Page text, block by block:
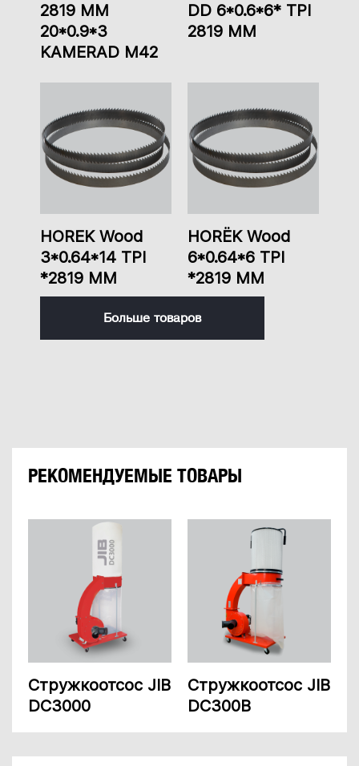
2819 MM
20*0.9*3
KAMERAD M42
DD 6*0.6*6* TPI
2819 ММ
HOREK Wood
3*0.64*14 TPI
*2819 ММ
HORЁK Wood
6*0.64*6 TPI
*2819 ММ
Больше товаров
РЕКОМЕНДУЕМЫЕ ТОВАРЫ
Стружкоотсос JIB
DC3000
Стружкоотсос JIB
DC300B